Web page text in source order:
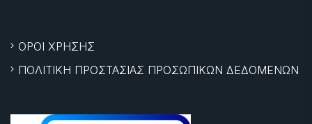
ΟΡΟΙ ΧΡΗΣΗΣ
ΠΟΛΙΤΙΚΗ ΠΡΟΣΤΑΣΙΑΣ ΠΡΟΣΩΠΙΚΩΝ ΔΕΔΟΜΕΝΩΝ